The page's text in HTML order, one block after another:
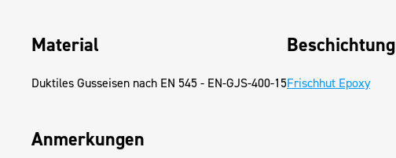
Material
Duktiles Gusseisen nach EN 545 - EN-GJS-400-15
Beschichtung
Frischhut Epoxy
Anmerkungen